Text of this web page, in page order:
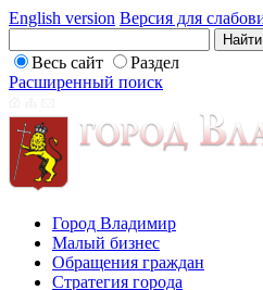
English version Версия для
Весь сайт
Раздел
Расширенный поиск
Город Владимир
Малый бизнес
Обращения граждан
Стратегия города